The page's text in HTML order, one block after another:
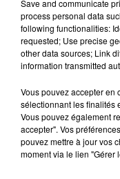
15 juillet 2026
BÉTHUNE:
VOLONTAIRE
Selon les
à des prostituées
Save and communicate
process personal data
following functionalities:
requested; Use precise
other data sources; Link
information transmitted
Vous pouvez accepter en
sélectionnant les finalités
Vous pouvez également
accepter". Vos
pouvez mettre à jour vos
moment via le lien "Gérer